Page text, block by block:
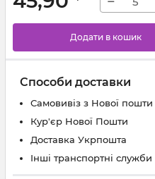
Додати в кошик
Способи доставки
Самовивіз з Нової пошти
Кур'єр Нової Пошти
Доставка Укрпошта
Інші транспортні служби